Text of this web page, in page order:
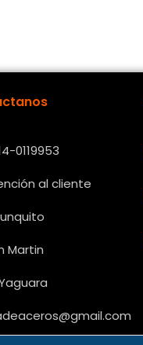
0119953
al cliente
Martin